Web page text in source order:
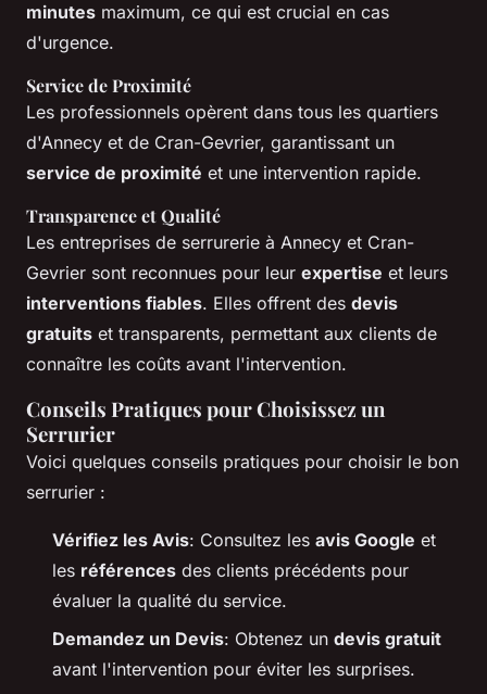
minutes maximum, ce qui est crucial en cas
d'urgence.
Service de Proximité
Les professionnels opèrent dans tous les quartiers
d'Annecy et de Cran-Gevrier, garantissant un
service de proximité et une intervention rapide.
Transparence et Qualité
Les entreprises de serrurerie à Annecy et Cran-
Gevrier sont reconnues pour leur expertise et leurs
interventions fiables. Elles offrent des devis
gratuits et transparents, permettant aux clients de
connaître les coûts avant l'intervention.
Conseils Pratiques pour Choisissez un
Serrurier
Voici quelques conseils pratiques pour choisir le bon
serrurier :
Vérifiez les Avis: Consultez les avis Google et
les références des clients précédents pour
évaluer la qualité du service.
Demandez un Devis: Obtenez un devis gratuit
avant l'intervention pour éviter les surprises.